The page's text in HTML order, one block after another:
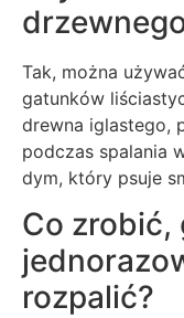
Tak, można
gatunków
drewna iglastego,
podczas spalania
dym, który psuje
Co zrobić,
rozpalić?